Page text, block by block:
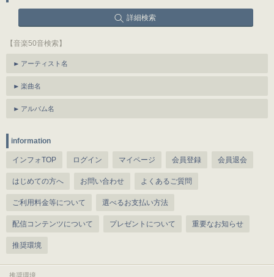
詳細検索
【音楽50音検索】
アーティスト名
楽曲名
アルバム名
information
インフォTOP ログイン マイページ 会員登録 会員退会
はじめての方へ お問い合わせ よくあるご質問
ご利用料金等について 選べるお支払い方法
配信コンテンツについて プレゼントについて 重要なお知らせ
推奨環境
推奨環境